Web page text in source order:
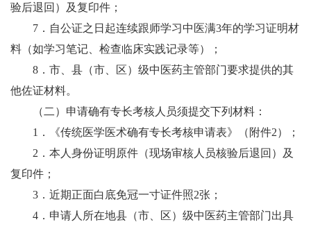
验后退回）及复印件；
7．自公证之日起连续跟师学习中医满3年的学习证明材
料（如学习笔记、检查临床实践记录等）；
8．市、县（市、区）级中医药主管部门要求提供的其
他佐证材料。
（二）申请确有专长考核人员须提交下列材料：
1．《传统医学医术确有专长考核申请表》（附件2）；
2．本人身份证明原件（现场审核人员核验后退回）及
复印件；
3．近期正面白底免冠一寸证件照2张；
4．申请人所在地县（市、区）级中医药主管部门出具